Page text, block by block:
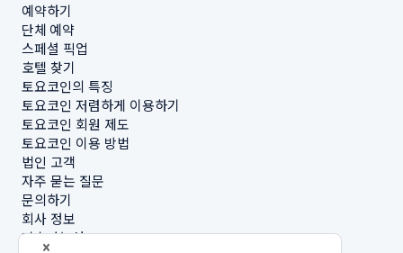
예약하기
단체 예약
스페셜 픽업
호텔 찾기
토요코인의 특징
토요코인 저렴하게 이용하기
토요코인 회원 제도
토요코인 이용 방법
법인 고객
자주 묻는 질문
문의하기
회사 정보
지속가능성